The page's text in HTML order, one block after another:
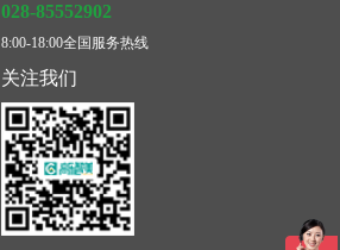
028-85552902
8:00-18:00全国服务热线
关注我们